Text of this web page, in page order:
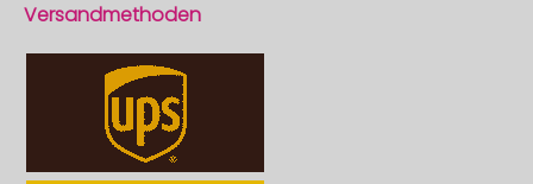
Versandmethoden